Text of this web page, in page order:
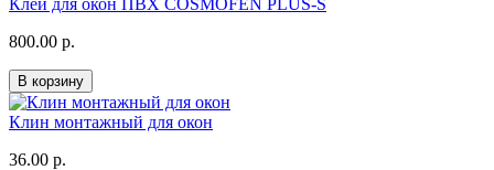
800.00 р.
В корзину
Клин монтажный для окон
36.00 р.